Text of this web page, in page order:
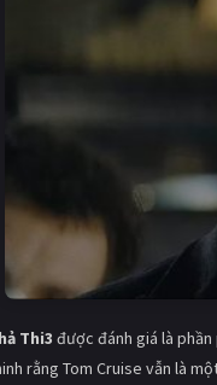
Thi3 được đánh giá là
rằng Tom Cruise vẫn là